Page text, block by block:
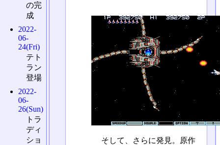
そして、さらに発見。原作
の完
成
2022-
06-
24(Fri)
テト
ラン
登場
2022-
06-
26(Sun)
トラ
ディ
ショ